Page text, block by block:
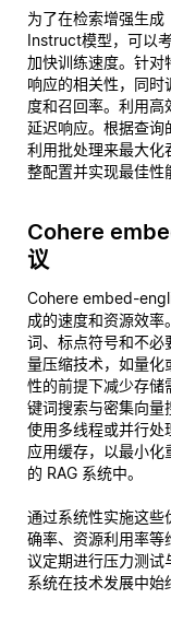
为了在检索增强生
Instruct模型，可以
加快训练速度。针对
响应的相关性，同
度和召回率。利用
延迟响应。根据查询
利用批处理来最大化
整配置并实现最佳性
Cohere
议
Cohere embed-
成的速度和资源效率
词、标点符号和不必
量压缩技术，如量化
性的前提下减少存储
键词搜索与密集向量
使用多线程或并行处
应用缓存，以最小
的 RAG 系统中。
通过系统性实施这些
确率、资源利用率等
议定期进行压力测试
系统在技术发展中始